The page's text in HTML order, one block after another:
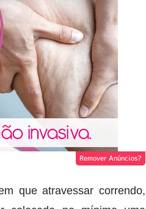
Remover Anúncios?
que atravessar correndo,